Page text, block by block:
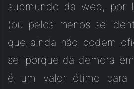
submundo da web, por
(ou pelos menos se
que ainda não podem
sei porque da demora
é um valor ótimo para